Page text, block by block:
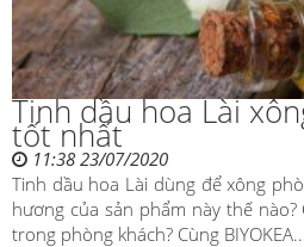
Tinh dầu hoa Lài
tốt nhất
11:38 23/07/2020
Tinh dầu hoa Lài dùng để xông
hương của sản phẩm này thế
trong phòng khách? Cùng BIYOKEA...